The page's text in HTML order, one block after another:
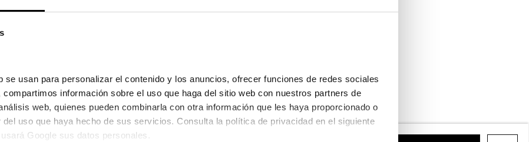
se usan para personalizar el contenido y los anuncios, ofrecer funciones de redes sociales
información sobre el uso que haga del sitio web con nuestros partners de
web, quienes pueden combinarla con otra información que les haya proporcionado o
Google sus datos personales.
Ver en pantalla completa